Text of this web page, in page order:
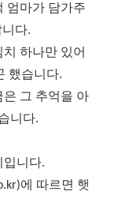
엄마가 담가주
다.
하나만 있어
했습니다.
그 추억을 아
니다.
입니다.
에 따르면 햇